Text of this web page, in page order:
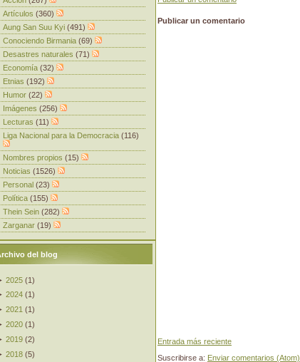
Publicar un comentario
Entrada más reciente
Suscribirse a: Enviar comentarios (Atom)
Artículos (360)
Aung San Suu Kyi (491)
Conociendo Birmania (69)
Desastres naturales (71)
Economía (32)
Etnias (192)
Humor (22)
Imágenes (256)
Lecturas (11)
Liga Nacional para la Democracia (116)
Nombres propios (15)
Noticias (1526)
Personal (23)
Política (155)
Thein Sein (282)
Zarganar (19)
del blog
2025 (1)
2024 (1 )
2021 (1)
2020 (1)
2019 (2)
2018 (5)